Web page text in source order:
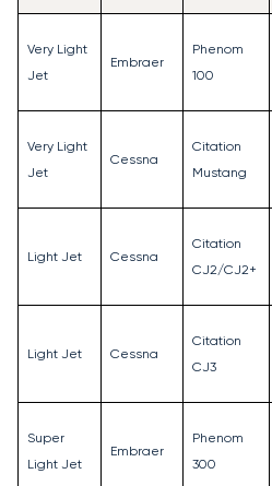
Very Light
Jet
Embraer
Phenom
100
Very Light
Jet
Cessna
Citation
Mustang
Light Jet Cessna
Citation
CJ2/CJ2+
Light Jet Cessna
Citation
CJ3
Super
Light Jet
Embraer
Phenom
300